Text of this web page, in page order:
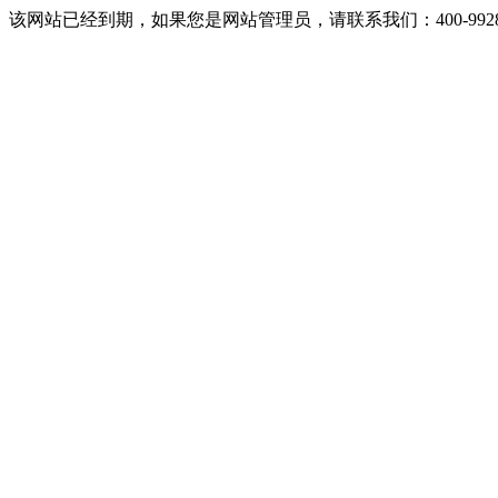
该网站已经到期，如果您是网站管理员，请联系我们：400-